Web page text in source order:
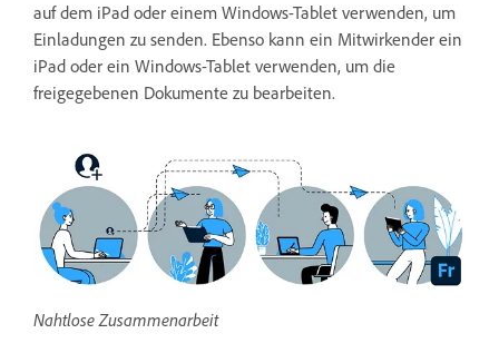
auf dem iPad oder einem Windows-Tablet verwenden, um
Einladungen zu senden. Ebenso kann ein Mitwirkender ein
iPad oder ein Windows-Tablet verwenden, um die
freigegebenen Dokumente zu bearbeiten.
Nahtlose Zusammenarbeit